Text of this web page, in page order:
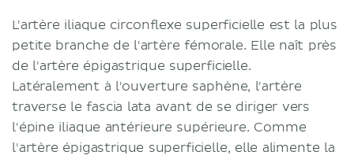
L'artère iliaque circonflexe superficielle est la plus
petite branche de l'artère fémorale. Elle naît près
de l'artère épigastrique superficielle.
Latéralement à l'ouverture saphène, l'artère
traverse le fascia lata avant de se diriger vers
l'épine iliaque antérieure supérieure. Comme
l'artère épigastrique superficielle, elle alimente la